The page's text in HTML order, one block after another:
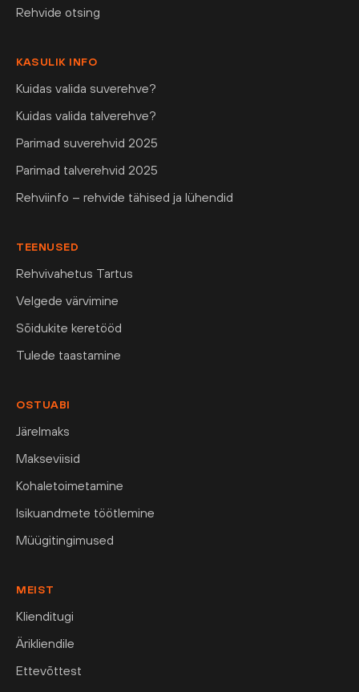
Rehvide otsing
KASULIK INFO
Kuidas valida suverehve?
Kuidas valida talverehve?
Parimad suverehvid 2025
Parimad talverehvid 2025
Rehviinfo – rehvide tähised ja lühendid
TEENUSED
Rehvivahetus Tartus
Velgede värvimine
Sõidukite keretööd
Tulede taastamine
OSTUABI
Järelmaks
Makseviisid
Kohaletoimetamine
Isikuandmete töötlemine
Müügitingimused
MEIST
Klienditugi
Ärikliendile
Ettevõttest